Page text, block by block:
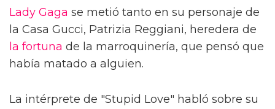
Lady Gaga se metió tanto en su personaje de
la Casa Gucci, Patrizia Reggiani, heredera de
la fortuna de la marroquinería, que pensó que
había matado a alguien.
La intérprete de "Stupid Love" habló sobre su